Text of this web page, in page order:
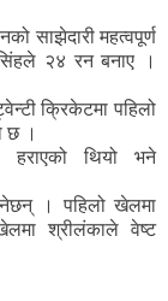
साझेदारी महत्वपूर्ण
२४ रन बनाए ।
क्रिकेटमा पहिलो
छ ।
हराएको थियो भने
। पहिलो खेलमा
श्रीलंकाले वेष्ट